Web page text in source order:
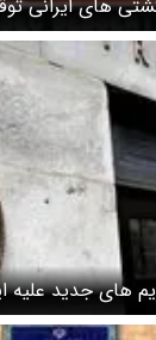
های ایرانی
های جدید علیه